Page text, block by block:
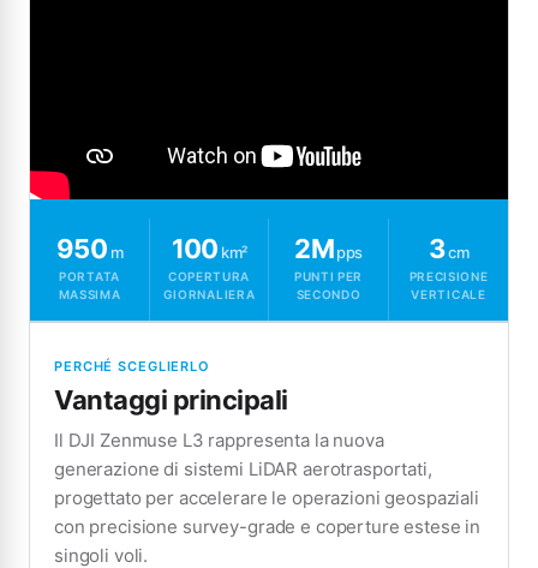
950 m
PORTATA
MASSIMA
100 km²
COPERTURA
GIORNALIERA
2Mpps
PUNTI PER
SECONDO
3cm
PRECISIONE
VERTICALE
PERCHÉ SCEGLIERLO
Vantaggi principali
Il DJI Zenmuse L3 rappresenta la nuova
generazione di sistemi LiDAR aerotrasportati,
progettato per accelerare le operazioni geospaziali
con precisione survey-grade e coperture estese in
singoli voli.